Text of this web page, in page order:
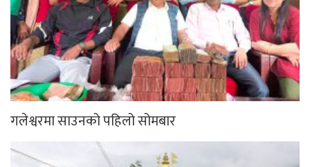
गलेश्वरमा साउनको पहिलो सोमबार